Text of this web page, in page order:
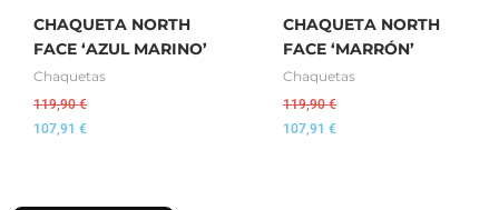
CHAQUETA NORTH
FACE ‘AZUL MARINO’
Chaquetas
119,90€
107,91 €
CHAQUETA NORTH
FACE ‘MARRÓN’
Chaquetas
119,90€
107,91 €